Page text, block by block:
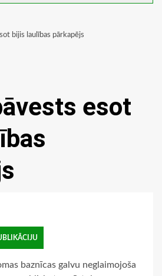
bijis laulības pārkapējs
esot
baznīcas galvu neglaimojoša